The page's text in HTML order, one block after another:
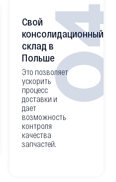
Свой
консолидационный
склад в
Польше
Это позволяет
ускорить
процесс
доставки и
дает
возможность
контроля
качества
запчастей.